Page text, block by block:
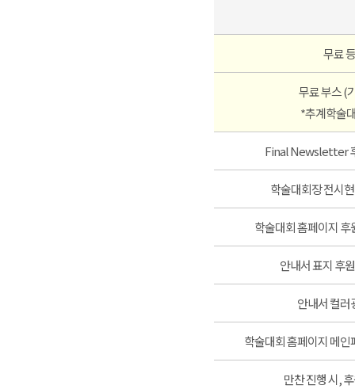
무료
무료 부스 (
*추계학술
Final Newsletter
학술대회장 전시
학술대회 홈페이지 후
안내서 표지 후
안내서 컬러
학술대회 홈페이지 메
만찬 진행 시,